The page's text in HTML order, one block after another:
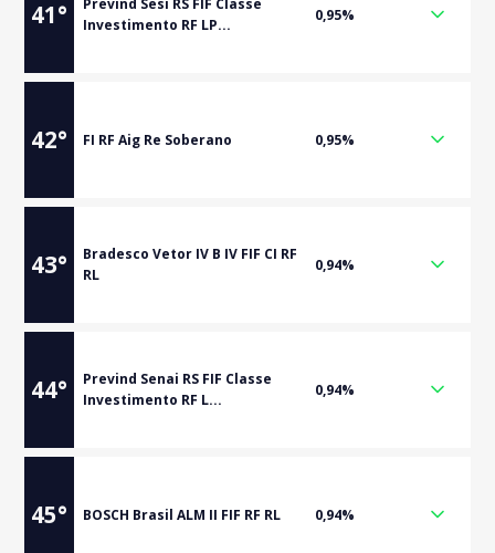
41°
Prevind Sesi RS FIF Classe
Investimento RF LP...
0,95%
42° FI RF Aig Re Soberano 0,95%
43°
Bradesco Vetor IV B IV FIF CI RF
RL
0,94%
44°
Prevind Senai RS FIF Classe
Investimento RF L...
0,94%
45° BOSCH Brasil ALM II FIF RF RL 0,94%